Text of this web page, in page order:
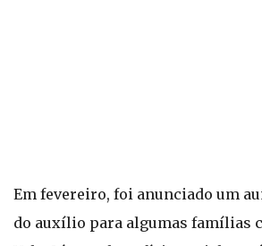
Em fevereiro, foi anunciado um
do auxílio para algumas famílias